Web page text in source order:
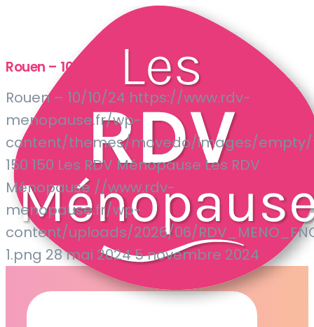
Rouen – 10/10/24
Rouen – 10/10/24 https://www.rdv-
menopause.fr/wp-
content/themes/movedo/images/
150 150 Les RDV Ménopause Les RDV
Ménopause //www.rdv-
menopause.fr/wp-
content/uploads/2026/06/
1.png 28 mai 20245 novembre 2024